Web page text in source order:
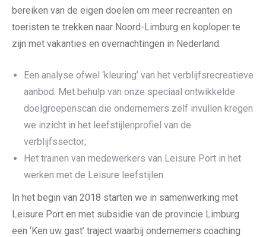
bereiken van de eigen doelen om meer recreanten en
toeristen te trekken naar Noord-Limburg en koploper te
zijn met vakanties en overnachtingen in Nederland.
Een analyse ofwel ‘kleuring’ van het verblijfsrecreatieve
aanbod. Met behulp van onze speciaal ontwikkelde
doelgroepenscan die ondernemers zelf invullen kregen
we inzicht in het leefstijlenprofiel van de
verblijfssector;
Het trainen van medewerkers van Leisure Port in het
werken met de Leisure leefstijlen.
In het begin van 2018 starten we in samenwerking met
Leisure Port en met subsidie van de provincie Limburg
een ‘Ken uw gast’ traject waarbij ondernemers coaching